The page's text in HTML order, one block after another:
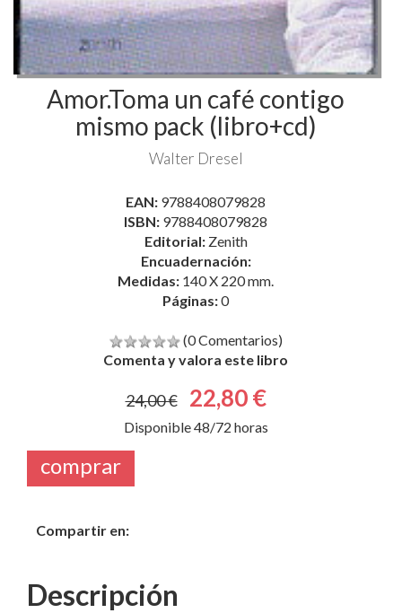
Amor.Toma un café contigo
mismo pack (libro+cd)
Walter Dresel
EAN: 9788408079828
ISBN: 9788408079828
Editorial: Zenith
Encuadernación:
Medidas: 140 X 220 mm.
Páginas:0
(0 Comentarios)
Comenta y valora este libro
24,00 € 22,80 €
Disponible 48/72 horas
comprar
Compartir en:
Descripción